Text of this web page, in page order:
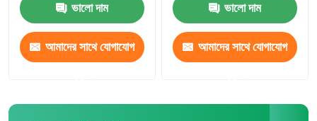
ভালো দাম
আমাদের সাথে যোগাযোগ
ভালো দাম
আমাদের সাথে যোগাযোগ